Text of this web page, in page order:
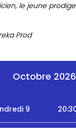
le jeune prodige
Prod
Octobre 2026
9